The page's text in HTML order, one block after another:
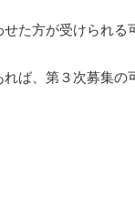
た方が受けられる
ば、第３次募集の